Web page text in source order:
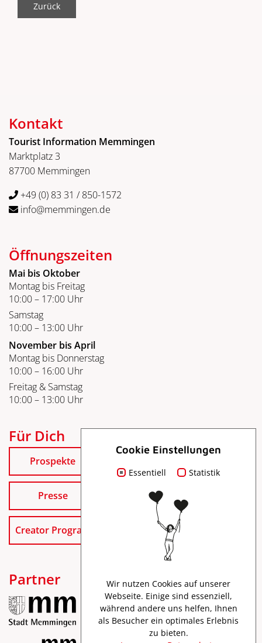
Zurück
Kontakt
Tourist Information Memmingen
Marktplatz 3
87700 Memmingen
+49 (0) 83 31 / 850-1572
info@memmingen.de
Öffnungszeiten
Mai bis Oktober
Montag bis Freitag
10:00 – 17:00 Uhr
Samstag
10:00 – 13:00 Uhr
November bis April
Montag bis Donnerstag
10:00 – 16:00 Uhr
Freitag & Samstag
10:00 – 13:00 Uhr
Für Dich
Prospekte
Presse
Creator Program
Partner
Cookie Einstellungen
Essentiell Statistik
Wir nutzen Cookies auf unserer
Webseite. Einige sind essenziell,
während andere uns helfen, Ihnen
als Besucher ein optimales Erlebnis
zu bieten.